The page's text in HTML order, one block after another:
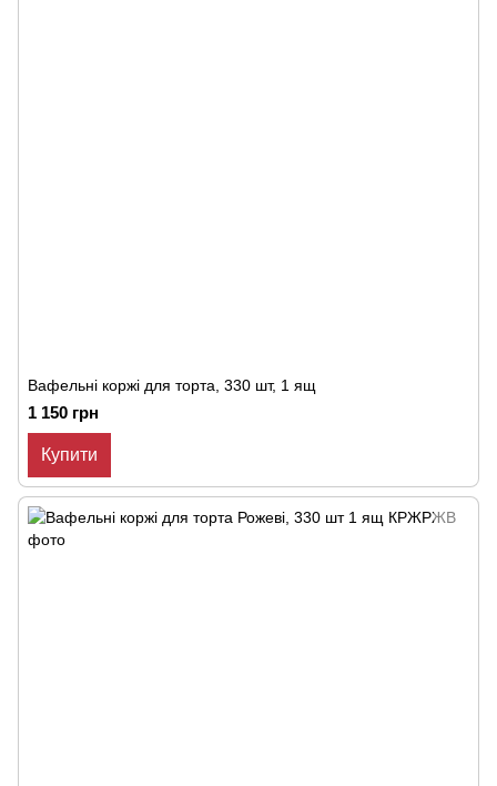
Вафельні коржі для торта, 330 шт, 1 ящ
1 150 грн
Купити